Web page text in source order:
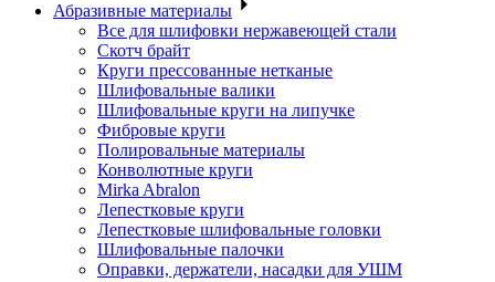
Абразивные материалы
Все для шлифовки нержавеющей стали
Скотч брайт
Круги прессованные нетканые
Шлифовальные валики
Шлифовальные круги на липучке
Фибровые круги
Полировальные материалы
Конволютные круги
Mirka Abralon
Лепестковые круги
Лепестковые шлифовальные головки
Шлифовальные палочки
Оправки, держатели, насадки для УШМ